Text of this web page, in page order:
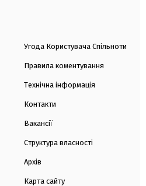
Угода Користувача Спільноти
Правила коментування
Технічна інформація
Контакти
Вакансії
Структура власності
Архів
Карта сайту